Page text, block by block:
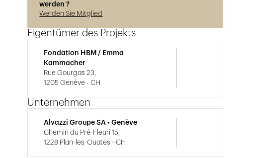
werden ?
Werden Sie Mitglied
Eigentümer des Projekts
Fondation HBM / Emma
Kammacher
Rue Gourgas 23,
1205 Genève - CH
Unternehmen
Alvazzi Groupe SA • Genève
Chemin du Pré-Fleuri 15,
1228 Plan-les-Ouates - CH